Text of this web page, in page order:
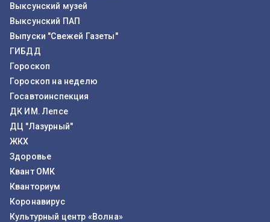
Выксунский музей
Выксунский ПАП
Выпуски "Свежей Газеты"
ГИБДД
Гороскоп
Гороскоп на неделю
Госавтоинспекция
ДК ИМ. Лепсе
ДЦ "Лазурный"
ЖКХ
Здоровье
Квант ОМК
Кванториум
Коронавирус
Культурный центр «Волна»